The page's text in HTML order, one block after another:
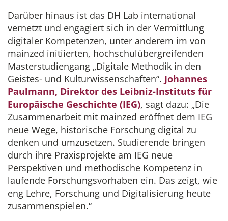
Darüber hinaus ist das DH Lab international
vernetzt und engagiert sich in der Vermittlung
digitaler Kompetenzen, unter anderem im von
mainzed initiierten, hochschulübergreifenden
Masterstudiengang „Digitale Methodik in den
Geistes- und Kulturwissenschaften“. Johannes
Paulmann, Direktor des Leibniz-Instituts für
Europäische Geschichte (IEG), sagt dazu: „Die
Zusammenarbeit mit mainzed eröffnet dem IEG
neue Wege, historische Forschung digital zu
denken und umzusetzen. Studierende bringen
durch ihre Praxisprojekte am IEG neue
Perspektiven und methodische Kompetenz in
laufende Forschungsvorhaben ein. Das zeigt, wie
eng Lehre, Forschung und Digitalisierung heute
zusammenspielen.“